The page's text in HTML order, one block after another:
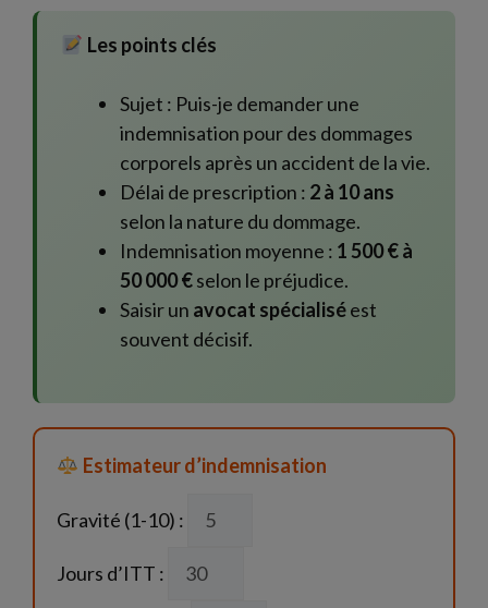
Les points clés
Sujet : Puis-je demander une
indemnisation pour des dommages
corporels après un accident de la vie.
Délai de prescription : 2 à 10 ans
selon la nature du dommage.
Indemnisation moyenne : 1 500 € à
50 000 €selon le préjudice.
Saisir un avocat spécialiséest
souvent décisif.
Estimateur d’indemnisation
Gravité (1-10) :
Jours d’ITT :